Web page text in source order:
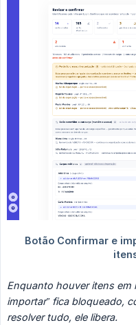
Enquanto houver itens em
importar” fica bloqueado,
resolver tudo, ele libera.